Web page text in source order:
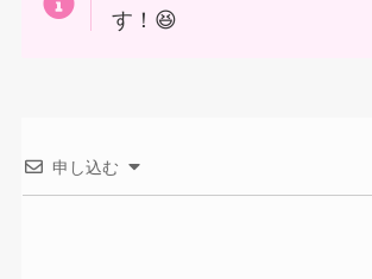
す！😆
申し込む